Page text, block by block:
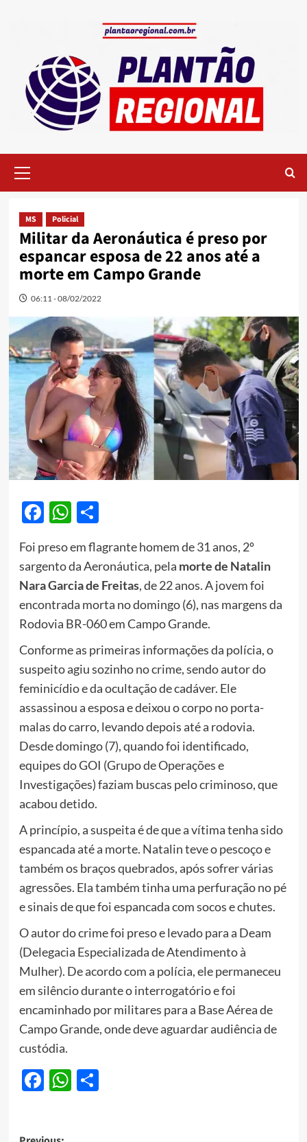
Menu
MS Policial
Militar da Aeronáutica é preso por
espancar esposa de 22 anos até a
morte em Campo Grande
06:11 - 08/02/2022
Facebook
WhatsApp
Share
Foi preso em flagrante homem de 31 anos, 2º
sargento da Aeronáutica, pela morte de Natalin
Nara Garcia de Freitas, de 22 anos. A jovem foi
encontrada morta no domingo (6), nas margens da
Rodovia BR-060 em Campo Grande.
Conforme as primeiras informações da polícia, o
suspeito agiu sozinho no crime, sendo autor do
feminicídio e da ocultação de cadáver. Ele
assassinou a esposa e deixou o corpo no porta-
malas do carro, levando depois até a rodovia.
Desde domingo (7), quando foi identificado,
equipes do GOI (Grupo de Operações e
Investigações) faziam buscas pelo criminoso, que
acabou detido.
A princípio, a suspeita é de que a vítima tenha sido
espancada até a morte. Natalin teve o pescoço e
também os braços quebrados, após sofrer várias
agressões. Ela também tinha uma perfuração no pé
e sinais de que foi espancada com socos e chutes.
O autor do crime foi preso e levado para a Deam
(Delegacia Especializada de Atendimento à
Mulher). De acordo com a polícia, ele permaneceu
em silêncio durante o interrogatório e foi
encaminhado por militares para a Base Aérea de
Campo Grande, onde deve aguardar audiência de
custódia.
Facebook
WhatsApp
Share